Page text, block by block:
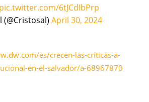
pic.twitter.com/6tJCdIbPrp
April 30, 2024
es/crecen-las-críticas-a-
en-el-salvador/a-68967870